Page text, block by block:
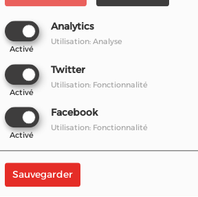
Analytics
Activé
Utilisation: Analyse
Twitter
Activé
Utilisation: Fonctionnalité
Facebook
Activé
Utilisation: Fonctionnalité
Sauvegarder
Tavernier, a su toucher une corde
oubliées ... Sujet
quoi de mieux que le cinéma pour cela !
s'impose : merci, Monsieur Tavernier,
qui nous rappelle la puissance du
un film nécessaire ...
CINEMA _ mars 2025